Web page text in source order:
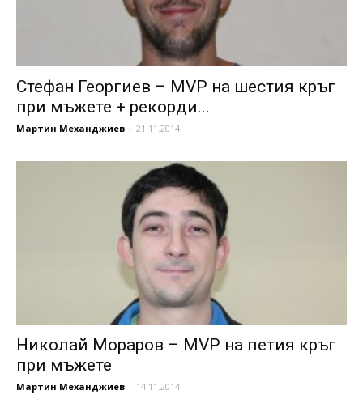
Стефан Георгиев – MVP на шестия кръг
при мъжете + рекорди...
Мартин Механджиев - 21.11.2014
Николай Мораров – MVP на петия кръг
при мъжете
Мартин Механджиев - 14.11.2014